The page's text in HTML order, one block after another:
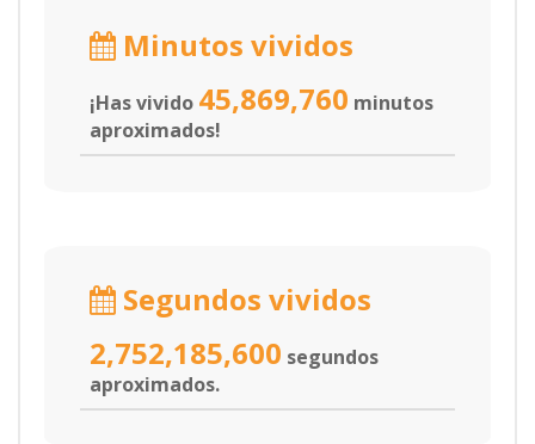
Minutos vividos
¡Has vivido 45,869,760 minutos
aproximados!
Segundos vividos
2,752,185,600 segundos
aproximados.